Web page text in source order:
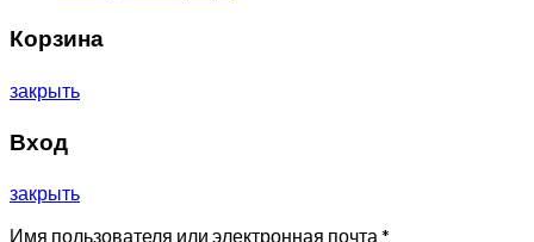
Корзина
закрыть
Вход
закрыть
Имя пользователя или электронная почта *